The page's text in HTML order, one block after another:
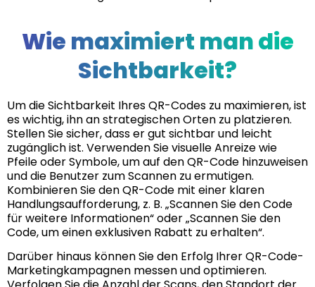
Wie maximiert man die
Sichtbarkeit?
Um die Sichtbarkeit Ihres QR-Codes zu maximieren, ist
es wichtig, ihn an strategischen Orten zu platzieren.
Stellen Sie sicher, dass er gut sichtbar und leicht
zugänglich ist. Verwenden Sie visuelle Anreize wie
Pfeile oder Symbole, um auf den QR-Code hinzuweisen
und die Benutzer zum Scannen zu ermutigen.
Kombinieren Sie den QR-Code mit einer klaren
Handlungsaufforderung, z. B. „Scannen Sie den Code
für weitere Informationen“ oder „Scannen Sie den
Code, um einen exklusiven Rabatt zu erhalten“.
Darüber hinaus können Sie den Erfolg Ihrer QR-Code-
Marketingkampagnen messen und optimieren.